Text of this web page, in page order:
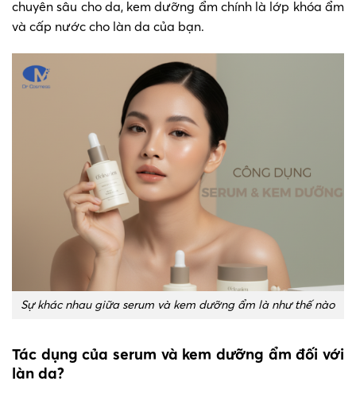
chuyên sâu cho da, kem dưỡng ẩm chính là lớp khóa ẩm
và cấp nước cho làn da của bạn.
Sự khác nhau giữa serum và kem dưỡng ẩm là như thế nào
Tác dụng của serum và kem dưỡng ẩm đối với
làn da?